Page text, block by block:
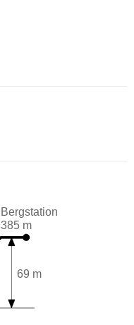
Bergstation
385 m
69 m